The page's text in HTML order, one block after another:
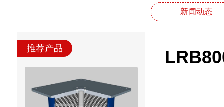
新闻动态
推荐产品